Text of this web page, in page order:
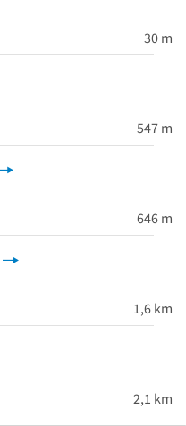
30 m
547 m
646 m
1,6 km
2,1 km